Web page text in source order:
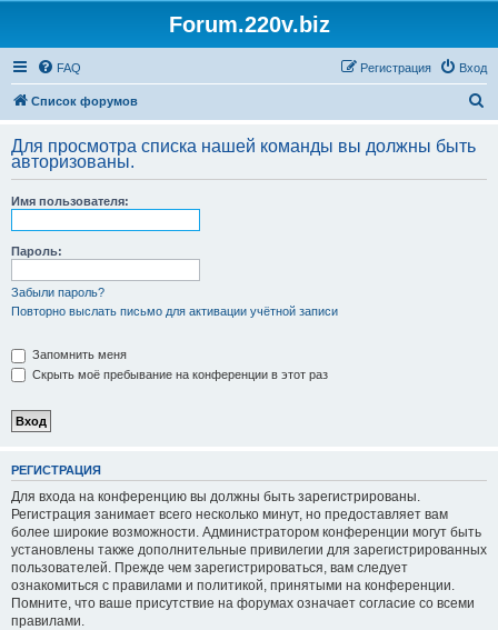
Forum.220v.biz
FAQ Вход
Регистрация
Список форумов
с
Для просмотра списка нашей команды вы должны быть
авторизованы.
Имя пользователя:
Пароль:
Забыли пароль?
Повторно выслать письмо для активации учётной записи
Запомнить меня
Скрыть моё пребывание на конференции в этот раз
РЕГИСТРАЦИЯ
Для входа на конференцию вы должны быть зарегистрированы.
Регистрация занимает всего несколько минут, но предоставляет вам
более широкие возможности. Администратором конференции могут быть
установлены также дополнительные привилегии для зарегистрированных
пользователей. Прежде чем зарегистрироваться, вам следует
ознакомиться с правилами и политикой, принятыми на конференции.
Помните, что ваше присутствие на форумах означает согласие со всеми
правилами.